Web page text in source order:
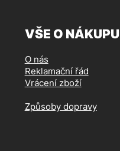
VŠE O NÁKUPU
O nás
Reklamační řád
Vrácení zboží
Způsoby dopravy